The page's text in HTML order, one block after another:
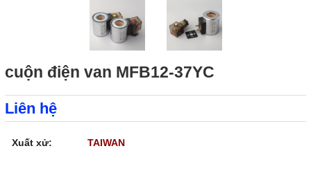
cuộn điện van MFB12-37YC
Liên hệ
Xuất xử: TAIWAN